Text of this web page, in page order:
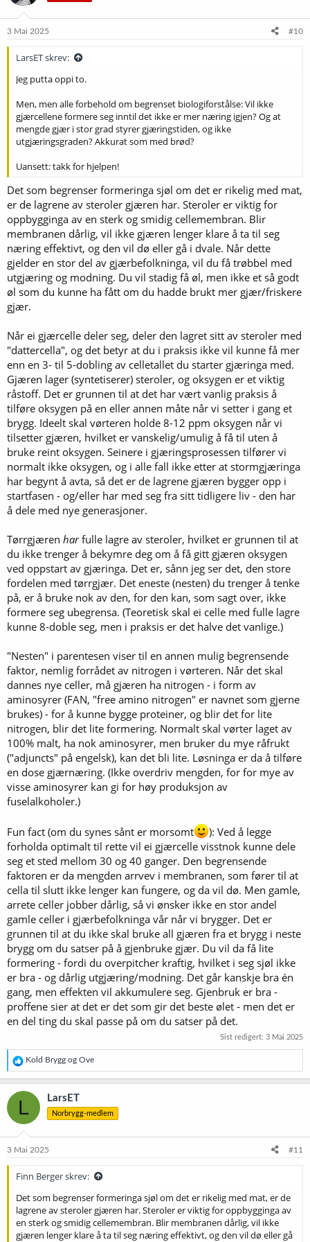
o
e
3 Mai 2025 #10
LarsET skrev:
Jeg putta oppi to.
Men, men alle forbehold om begrenset biologiforstålse: Vil ikke
gjærcellene formere seg inntil det ikke er mer næring igjen? Og at
mengde gjær i stor grad styrer gjæringstiden, og ikke
utgjæringsgraden? Akkurat som med brød?
Uansett: takk for hjelpen!
Det som begrenser formeringa sjøl om det er rikelig med mat,
er de lagrene av steroler gjæren har. Steroler er viktig for
oppbygginga av en sterk og smidig cellemembran. Blir
membranen dårlig, vil ikke gjæren lenger klare å ta til seg
næring effektivt, og den vil dø eller gå i dvale. Når dette
gjelder en stor del av gjærbefolkninga, vil du få trøbbel med
utgjæring og modning. Du vil stadig få øl, men ikke et så godt
øl som du kunne ha fått om du hadde brukt mer gjær/friskere
gjær.
Når ei gjærcelle deler seg, deler den lagret sitt av steroler med
"dattercella", og det betyr at du i praksis ikke vil kunne få mer
enn en 3- til 5-dobling av celletallet du starter gjæringa med.
Gjæren lager (syntetiserer) steroler, og oksygen er et viktig
råstoff. Det er grunnen til at det har vært vanlig praksis å
tilføre oksygen på en eller annen måte når vi setter i gang et
brygg. Ideelt skal vørteren holde 8-12 ppm oksygen når vi
tilsetter gjæren, hvilket er vanskelig/umulig å få til uten å
bruke reint oksygen. Seinere i gjæringsprosessen tilfører vi
normalt ikke oksygen, og i alle fall ikke etter at stormgjæringa
har begynt å avta, så det er de lagrene gjæren bygger opp i
startfasen - og/eller har med seg fra sitt tidligere liv - den har
å dele med nye generasjoner.
Tørrgjæren harfulle lagre av steroler, hvilket er grunnen til at
du ikke trenger å bekymre deg om å få gitt gjæren oksygen
ved oppstart av gjæringa. Det er, sånn jeg ser det, den store
fordelen med tørrgjær. Det eneste (nesten) du trenger å tenke
på, er å bruke nok av den, for den kan, som sagt over, ikke
formere seg ubegrensa. (Teoretisk skal ei celle med fulle lagre
kunne 8-doble seg, men i praksis er det halve det vanlige.)
"Nesten" i parentesen viser til en annen mulig begrensende
faktor, nemlig forrådet av nitrogen i vørteren. Når det skal
dannes nye celler, må gjæren ha nitrogen - i form av
aminosyrer (FAN, "free amino nitrogen" er navnet som gjerne
brukes) - for å kunne bygge proteiner, og blir det for lite
nitrogen, blir det lite formering. Normalt skal vørter laget av
100% malt, ha nok aminosyrer, men bruker du mye råfrukt
("adjuncts" på engelsk), kan det bli lite. Løsninga er da å tilføre
en dose gjærnæring. (Ikke overdriv mengden, for for mye av
visse aminosyrer kan gi for høy produksjon av
fuselalkoholer.)
Fun fact (om du synes sånt er morsomt
): Ved å legge
forholda optimalt til rette vil ei gjærcelle visstnok kunne dele
seg et sted mellom 30 og 40 ganger. Den begrensende
faktoren er da mengden arrvev i membranen, som fører til at
cella til slutt ikke lenger kan fungere, og da vil dø. Men gamle,
arrete celler jobber dårlig, så vi ønsker ikke en stor andel
gamle celler i gjærbefolkninga vår når vi brygger. Det er
grunnen til at du ikke skal bruke all gjæren fra et brygg i neste
brygg om du satser på å gjenbruke gjær. Du vil da få lite
formering - fordi du overpitcher kraftig, hvilket i seg sjøl ikke
er bra - og dårlig utgjæring/modning. Det går kanskje bra én
gang, men effekten vil akkumulere seg. Gjenbruk er bra -
proffene sier at det er det som gir det beste ølet - men det er
en del ting du skal passe på om du satser på det.
Sist redigert: 3 Mai 2025
R
e
a
k
j
o
e
Kold Brygg og Ove
L LarsET
Norbrygg-medlem
3 Mai 2025 #11
Finn Berger skrev:
Det som begrenser formeringa sjøl om det er rikelig med mat, er de
lagrene av steroler gjæren har. Steroler er viktig for oppbygginga av
en sterk og smidig cellemembran. Blir membranen dårlig, vil ikke
gjæren lenger klare å ta til seg næring effektivt, og den vil dø eller gå